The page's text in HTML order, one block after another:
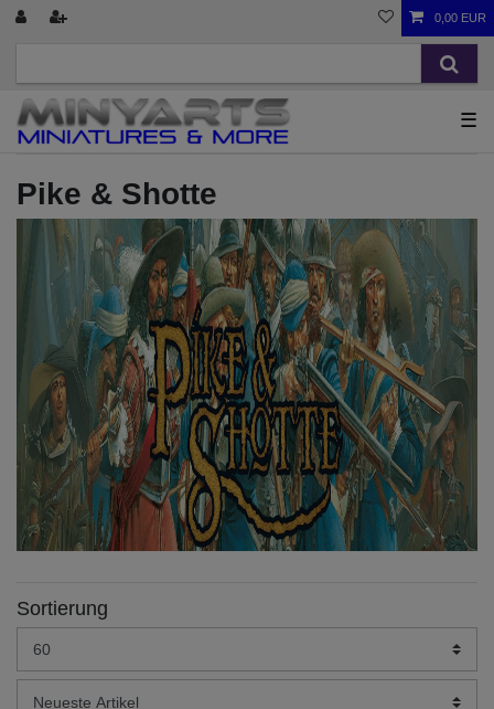
0,00 EUR
☰
Pike & Shotte
Sortierung